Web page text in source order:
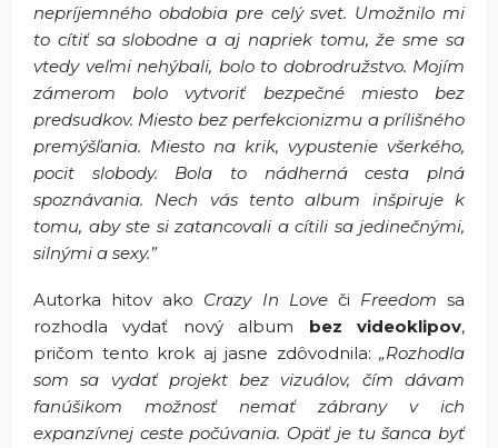
nepríjemného obdobia pre celý svet. Umožnilo mi
to cítiť sa slobodne a aj napriek tomu, že sme sa
vtedy veľmi nehýbali, bolo to dobrodružstvo. Mojím
zámerom bolo vytvoriť bezpečné miesto bez
predsudkov. Miesto bez perfekcionizmu a prílišného
premýšľania. Miesto na krik, vypustenie všerkého,
pocit slobody. Bola to nádherná cesta plná
spoznávania. Nech vás tento album inšpiruje k
tomu, aby ste si zatancovali a cítili sa jedinečnými,
silnými a sexy.”
Autorka hitov ako Crazy In Loveči Freedom sa
rozhodla vydať nový album bez videoklipov,
pričom tento krok aj jasne zdôvodnila: „Rozhodla
som sa vydať projekt bez vizuálov, čím dávam
fanúšikom možnosť nemať zábrany v ich
expanzívnej ceste počúvania. Opäť je tu šanca byť